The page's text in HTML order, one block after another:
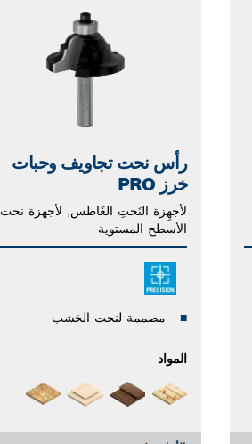
رأس نحت تجاويف وحبات
خرز PRO
لأجهِزة النَحتِ الغَاطس, لأجهزة نحت
الأسطح المستوية
مصممة لنحت الخشب
المواد